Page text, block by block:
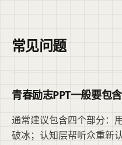
常见问题
青春励志PPT一般要包
通常建议包含四个部分：
破冰；认知层帮听众重新